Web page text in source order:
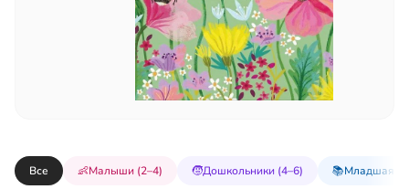
Все 👶Малыши (2–4) 🧒Дошкольники (4–6) 📚Младшая